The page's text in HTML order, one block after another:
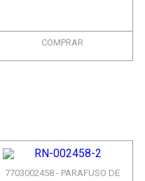
COMPRAR
7703002458 - PARAFUSO DE